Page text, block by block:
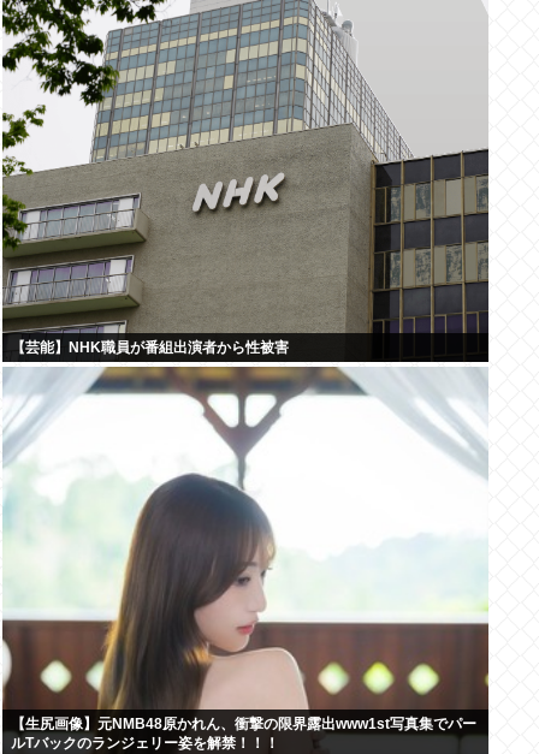
【芸能】NHK職員が番組出演者から性被害
【生尻画像】元NMB48原かれん、衝撃の限界露出www1st写真集でパー
ルTバックのランジェリー姿を解禁！！！